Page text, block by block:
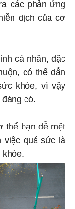
các phản ứng
dịch của cơ
cá nhân, đặc
có thể dẫn
khỏe, vì vậy
có.
thể bạn dễ mệt
việc quá sức là
khỏe.